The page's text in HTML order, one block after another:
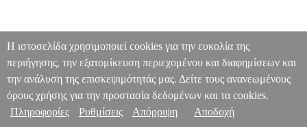
Η ιστοσελίδα χρησιμοποιεί cookies για την ευκολία της
περιήγησης, την εξατομίκευση περιεχομένου και διαφημίσεων και
την ανάλυση της επισκεψιμότητάς μας. Δείτε τους ανανεωμένους
όρους χρήσης για την προστασία δεδομένων και τα cookies.
Πληροφορίες
Ρυθμίσεις Απόρριψη Αποδοχή